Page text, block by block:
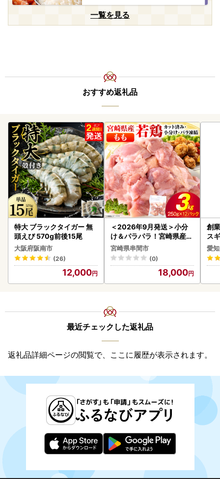
一覧を見る
おすすめ返礼品
特大 ブラックタイガー 無
頭えび 570g前後15尾
大阪府阪南市
(26)
12,000
＜2026年9月発送＞小分
け＆パラパラ！宮崎県産鶏
ももカット合計3kg_K043
-009-2609
宮崎県串間市
(0)
18,000
創
ス
み
惣
ン
愛
最近チェックした返礼品
返礼品詳細ページの閲覧で、ここに履歴が表示されます。